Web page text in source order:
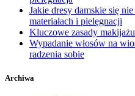
Jakie dresy damskie się
materiałach i pielęgnacji
Kluczowe zasady
Wypadanie włosów na
radzenia sobie
Archiwa